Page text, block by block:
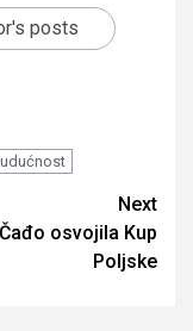
posts
Next
Čađo osvojila Kup
Poljske